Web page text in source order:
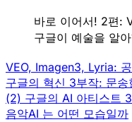
바로 이어서! 2편:
구글이 예술을 알아
VEO, Imagen3, Lyria:
구글의 혁신 3부작: 문
(2) 구글의 AI 아티스트
음악AI 는 어떤 모습일까